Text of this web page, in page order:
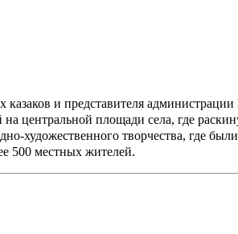
казаков и представителя
центральной площади села, где
художественного творчества, где
500 местных жителей.